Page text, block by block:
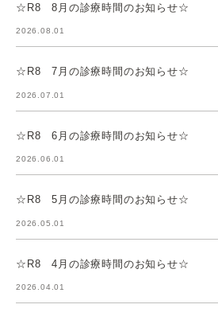
☆R8 8月の診療時間のお知らせ☆
2026.08.01
☆R8 7月の診療時間のお知らせ☆
2026.07.01
☆R8 6月の診療時間のお知らせ☆
2026.06.01
☆R8 5月の診療時間のお知らせ☆
2026.05.01
☆R8 4月の診療時間のお知らせ☆
2026.04.01